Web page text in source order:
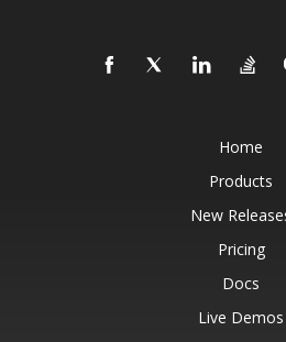
Home
Products
New
Pricing
Docs
Live Demos